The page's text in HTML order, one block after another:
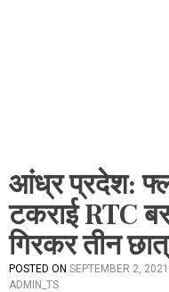
आंध्र प्रदेश:
टकराई RTC
गिरकर तीन
POSTED ON SEPTEMBER 2, 2021
ADMIN_TS